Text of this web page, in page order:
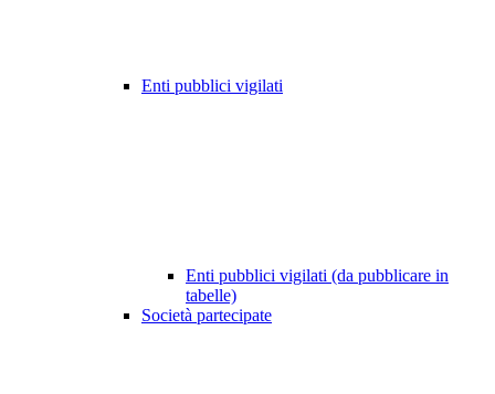
Enti pubblici vigilati
Enti pubblici vigilati (da pubblicare in
tabelle)
Società partecipate